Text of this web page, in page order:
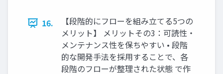
16.
【段階的にフローを組み立てる5つの
メリット】 メリットその3：可読性・
メンテナンス性を保ちやすい • 段階
的な開発手法を採用することで、各
段階のフローが整理された状態 で作